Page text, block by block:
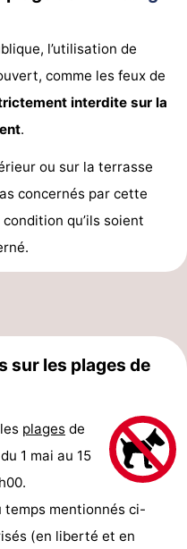
l’utilisation de
comme les feux de
interdite sur la
.
ou sur la terrasse
concernés par cette
qu’ils soient
sur les plages de
plages de
1 mai au 15
temps mentionnés ci-
(en liberté et en